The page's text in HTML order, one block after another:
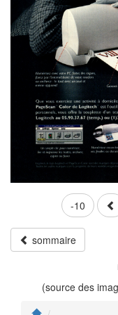
-10
sommaire
(source des